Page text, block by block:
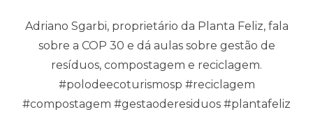
Adriano Sgarbi, proprietário da Planta Feliz, fala
sobre a COP 30 e dá aulas sobre gestão de
resíduos, compostagem e reciclagem.
#polodeecoturismosp #reciclagem
#compostagem #gestaoderesiduos #plantafeliz